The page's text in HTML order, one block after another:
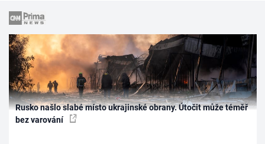
Rusko našlo slabé místo ukrajinské obrany. Útočit může téměř
bez varování